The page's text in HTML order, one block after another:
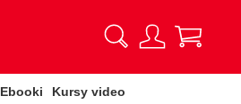
Ebooki Kursy video